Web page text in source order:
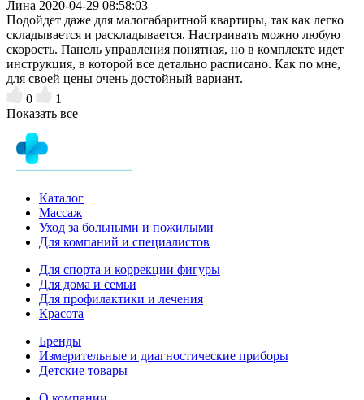
Лина 2020-04-29 08:58:03
Подойдет даже для малогабаритной квартиры, так как легко
складывается и раскладывается. Настраивать можно любую
скорость. Панель управления понятная, но в комплекте идет
инструкция, в которой все детально расписано. Как по мне,
для своей цены очень достойный вариант.
0
1
Показать все
Каталог
Массаж
Уход за больными и пожилыми
Для компаний и специалистов
Для спорта и коррекции фигуры
Для дома и семьи
Для профилактики и лечения
Красота
Бренды
Измерительные и диагностические приборы
Детские товары